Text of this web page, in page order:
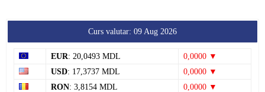
Curs valutar: 09 Aug 2026
EUR: 20,0493 MDL
0,0000 ▼
USD: 17,3737 MDL
0,0000 ▼
RON: 3,8154 MDL
0,0000 ▼